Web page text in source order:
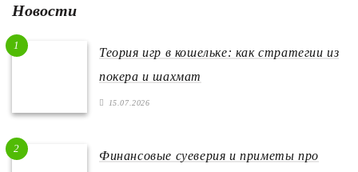
Новости
1
Теория игр в кошельке: как стратегии из
покера и шахмат
15.07.2026
2
Финансовые суеверия и приметы про